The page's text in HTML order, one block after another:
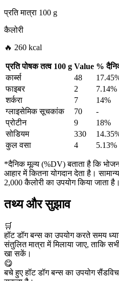
प्रति मात्रा 100 g
कैलोरी
🔥 260 kcal
प्रति पोषक तत्व 100 g Value %
कार्ब्स
48
फाइबर
2
7.14%
शर्करा
7
14%
ग्लाइसेमिक सूचकांक
70
-
प्रोटीन
9
18%
सोडियम
330
कुल वसा
4 5.13%
*दैनिक मूल्य (%DV) बताता है कि
आहार में कितना योगदान देता है।
2,000 कैलोरी का उपयोग किया जाता है।
तथ्य और सुझाव
🛒
हॉट डॉग बन्स का उपयोग करते समय
संतुलित मात्रा में मिलाया जाए, ताकि
खा सकें।
😋
बचे हुए हॉट डॉग बन्स का उपयोग